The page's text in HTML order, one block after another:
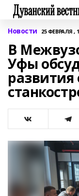
Новости 25 ФЕВРАЛЯ ,
В
Уфы
развития